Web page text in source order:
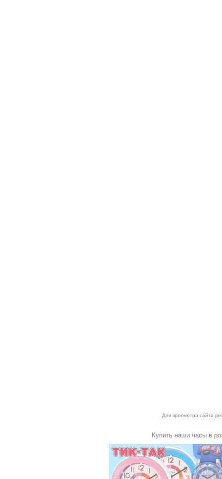
Для просмотра сайта
Купить наши часы в